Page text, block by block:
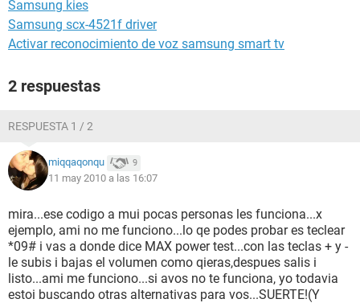
Samsung kies
Samsung scx-4521f driver
Activar reconocimiento de voz samsung smart tv
2 respuestas
RESPUESTA 1 / 2
miqqaqonqu 9
11 may 2010 a las 16:07
mira...ese codigo a mui pocas personas les funciona...x
ejemplo, ami no me funciono...lo qe podes probar es teclear
*09# i vas a donde dice MAX power test...con las teclas + y -
le subis i bajas el volumen como qieras,despues salis i
listo...ami me funciono...si avos no te funciona, yo todavia
estoi buscando otras alternativas para vos...SUERTE!(Y